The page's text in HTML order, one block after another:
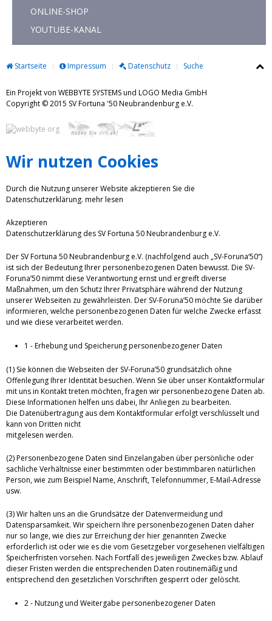
ONLINE-SHOP
YOUTUBE-KANAL
Startseite Impressum Datenschutz Suche
Ein Projekt von WEBBYTE SYSTEMS und LOGO Media GmbH
Copyright © 2015 SV Fortuna '50 Neubrandenburg e.V.
Wir nutzen Cookies
Durch die Nutzung unserer Website akzeptieren Sie die
Datenschutzerklärung. mehr lesen
Akzeptieren
Datenschutzerklärung des SV Fortuna 50 Neubrandenburg e.V.
Der SV Fortuna 50 Neubrandenburg e.V. (nachfolgend auch „SV-Foruna‘50“)
ist sich der Bedeutung Ihrer personenbezogenen Daten bewusst. Die SV-
Foruna’50 nimmt diese Verantwortung ernst und ergreift diverse
Maßnahmen, um den Schutz Ihrer Privatsphäre während der Nutzung
unserer Webseiten zu gewährleisten. Der SV-Foruna’50 möchte Sie darüber
informieren, welche personenbezogenen Daten für welche Zwecke erfasst
und wie diese verarbeitet werden.
1 - Erhebung und Speicherung personenbezogener Daten
(1) Sie können die Webseiten der SV-Foruna’50 grundsätzlich ohne
Offenlegung Ihrer Identität besuchen. Wenn Sie über unser Kontaktformular
mit uns in Kontakt treten möchten, fragen wir personenbezogene Daten ab.
Diese Informationen helfen uns dabei, Ihr Anliegen zu bearbeiten.
Die Datenübertragung aus dem Kontaktformular erfolgt verschlüsselt und
kann von Dritten nicht
mitgelesen werden.
(2) Personenbezogene Daten sind Einzelangaben über persönliche oder
sachliche Verhältnisse einer bestimmten oder bestimmbaren natürlichen
Person, wie zum Beispiel Name, Anschrift, Telefonnummer, E-Mail-Adresse
usw.
(3) Wir halten uns an die Grundsätze der Datenvermeidung und
Datensparsamkeit. Wir speichern Ihre personenbezogenen Daten daher
nur so lange, wie dies zur Erreichung der hier genannten Zwecke
erforderlich ist oder wie es die vom Gesetzgeber vorgesehenen vielfältigen
Speicherfristen vorsehen. Nach Fortfall des jeweiligen Zweckes bzw. Ablauf
dieser Fristen werden die entsprechenden Daten routinemäßig und
entsprechend den gesetzlichen Vorschriften gesperrt oder gelöscht.
2 - Nutzung und Weitergabe personenbezogener Daten